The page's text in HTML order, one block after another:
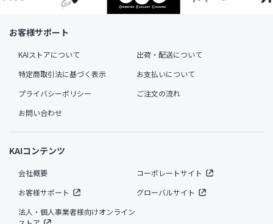
お客様サポート
KAIストアについて
出荷・配送について
特定商取引法に基づく表示
お支払いについて
プライバシーポリシー
ご注文の流れ
お問い合わせ
KAIコンテンツ
会社概要
コーポレートサイト
お客様サポート
グローバルサイト
法人・個人事業者様向けオンライン